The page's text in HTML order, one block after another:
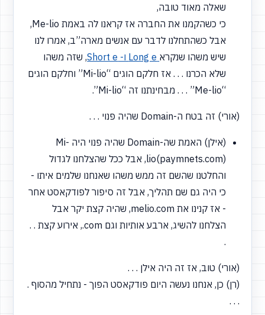
שאלה מאוד טובה,
כי כשהקמנו את החברה אז קראנו לה באמת Me-lio,
אבל כשהתחלנו לדבר עם אנשים מארה”ב, אמרו לנו
שיש משהו שנקרא
, שזה משהו
שלא הכרנו . . . אז חלקם הוגים “Mi-lio”
וחלקם הוגים
“Me-lio”
. . . מבחינתנו זה “Mi-lio”.
(אורי) זה בטח ה-Domain שהיה פנוי . . .
(אילן) האמת שה-Domain שהיה פנוי היה Mi-
lio(paymnets.com), אבל ככל שהצלחנו לגדול
והחלטנו שהשם זה ממש משהו שאנחנו שלמים איתו -
כי היה גם שם תהליך, אבל זה סיפור לפודקאסט אחר
- אז קנינו את melio.com, שהיה קצת יקר אבל
הצלחנו להשיג, ארבע אותיות וגם com., אירוע קצת . .
.
(אורי) טוב, אז זה היה אילן . . .
(רן) כן, אנחנו נעשה היום פודקאסט הפוך - נתחיל מהסוף .
. . .